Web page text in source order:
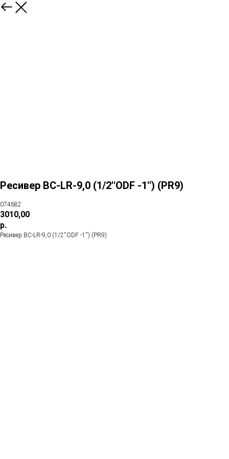
Ресивер BC-LR-9,0 (1/2''ODF -1'') (PR9)
074682
3010,00
р.
Ресивер BC-LR-9,0 (1/2''ODF -1'') (PR9)